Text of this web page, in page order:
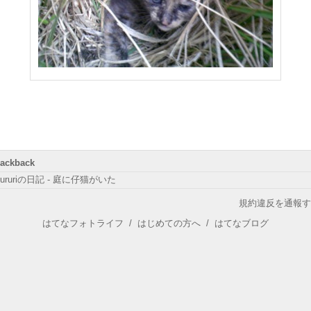
の日記 - 庭に仔猫がいた
規約違反を通報
はてなフォトライフ / はじめての方へ / はてなブログ